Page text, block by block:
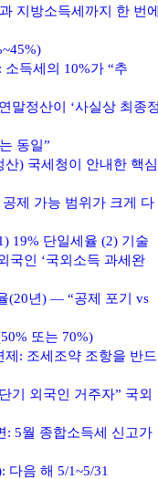
지방소득세까지 한 번
득세의 10%가 “추
말정산이 ‘사실상 최종
동일”
산) 국세청이 안내한 핵심
제 가능 범위가 크게 다
19% 단일세율 (2) 기술
국인 ‘국외소득 과세완
(20년) — “공제 포기 vs
또는 70%)
: 조세조약 조항을 반드
기 외국인 거주자” 국외
: 5월 종합소득세 신고가
다음 해 5/1~5/31